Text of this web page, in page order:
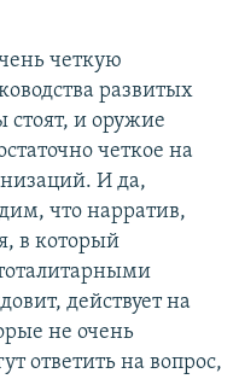
четкую
развитых
стоят, и оружие
четкое на
И да,
что нарратив,
в который
действует на
не очень
ответить на вопрос,